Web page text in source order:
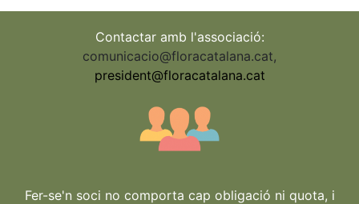
Contactar amb l'associació:
comunicacio@floracatalana.cat,
president@floracatalana.cat
Fer-se'n soci no comporta cap obligació ni quota, i